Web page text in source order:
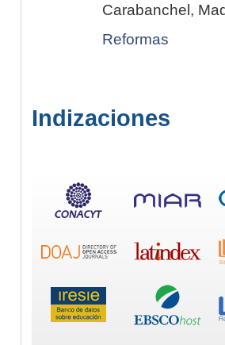
Carabanchel,
Reformas
Indizaciones